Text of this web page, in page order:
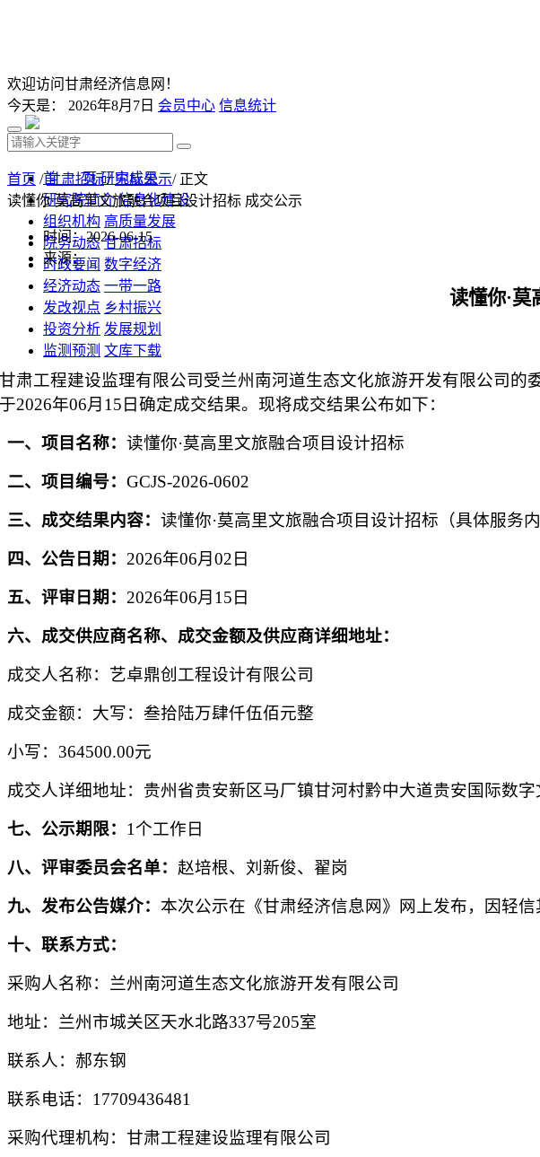
欢迎访问甘肃经济信息网！
今天是： 2026年8月7日 会员中心 信息统计
首 页 研究成果
研究院简介 信息化建设
组织机构 高质量发展
院务动态 甘肃招标
时政要闻 数字经济
经济动态 一带一路
发改视点 乡村振兴
投资分析 发展规划
监测预测 文库下载
首页 /甘肃招标/中标公示/ 正文
读懂你·莫高里文旅融合项目设计招标 成交公示
时间：2026-06-15
来源：
读懂你·莫
肃工程建设监理有限公司受兰州南河道生态文化旅游开发有限公司的
2026年06月15日确定成交结果。现将成交结果公布如下：
一、项目名称： 读懂你·莫高里文旅融合项目设计招标
二、项目编号： GCJS-2026-0602
三、成交结果内容： 读懂你·莫高里文旅融合项目设计招标 （具体服务
四、公告日期： 2026年06月02日
五、评审日期： 2026年06月15日
六、成交供应商名称、成交金额及供应商详细地址：
成交人名称： 艺卓鼎创工程设计有限公司
成交金额：大写：叁拾陆万肆仟伍佰元整
小写： 364500.00元
成交人详细地址：贵州省贵安新区马厂镇甘河村黔中大道贵安国际数
七、公示期限： 1个工作日
八、评审委员会名单： 赵培根、刘新俊、翟岗
九、发布公告媒介： 本次公示在《甘肃经济信息网》网上发布，因轻
十、联系方式：
采购人名称：兰州南河道生态文化旅游开发有限公司
地址：兰州市城关区天水北路337号205室
联系人：郝东钢
联系电话：17709436481
采购代理机构：甘肃工程建设监理有限公司